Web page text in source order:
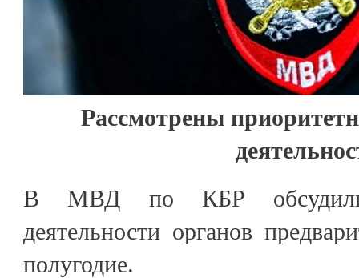
Рассмотрены
В МВД по КБР обсудили
деятельности органов
полугодие.